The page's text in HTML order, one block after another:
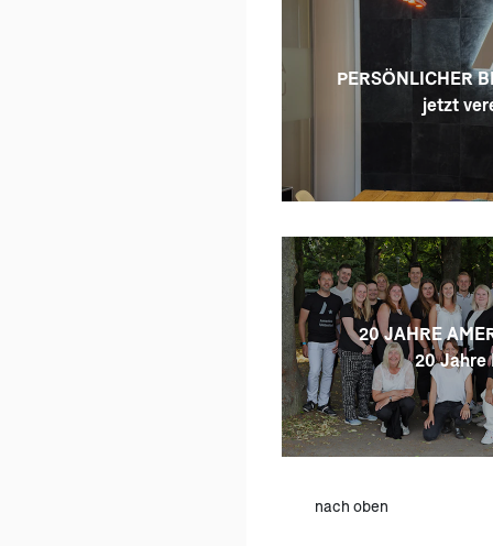
PERSÖNLICHER
jetzt
20 JAHRE
20 Jahre
nach oben